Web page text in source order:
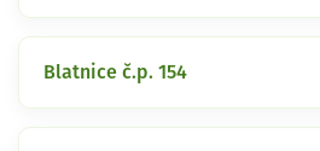
Blatnice č.p. 154